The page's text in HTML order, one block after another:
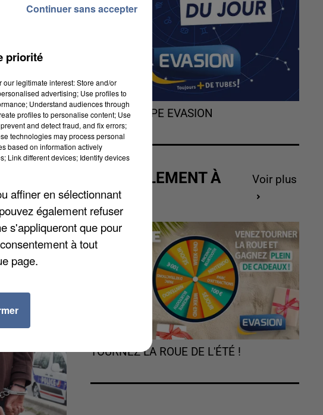
de
de la
du
L'HOROSCOPE EVASION
ACTUELLEMENT À
GAGNER
Voir plus
TOURNEZ LA ROUE DE L'ÉTÉ !
priorité
legitimate interest: Store and/or
advertising; Use profiles to
Understand audiences through
profiles to personalise content; Use
and detect fraud, and fix errors;
technologies may process personal
based on information actively
Link different devices; Identify devices
affiner en sélectionnant
également refuser
s'appliqueront que pour
à tout
page.
Continuer sans accepter